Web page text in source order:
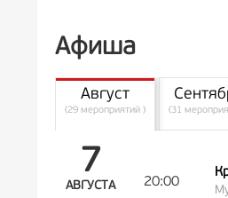
Афиша
Август
(29 мероприятий ) (31
7
АВГУСТА 20:00